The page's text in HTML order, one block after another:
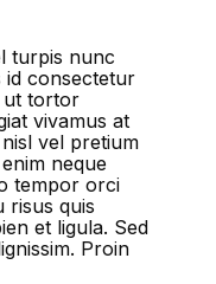
turpis nunc
id consectetur
ut tortor
vivamus at
vel pretium
neque
tempor orci
risus quis
et ligula. Sed
Proin